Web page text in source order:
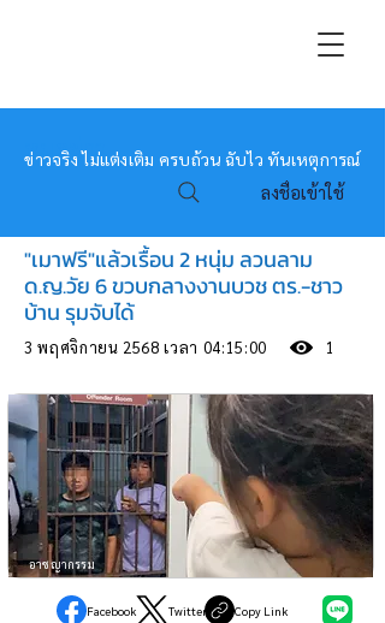
หมอข่าว
ข่าวจริง ไม่แต่งเติม ครบถ้วน ฉับไว ทันเหตุการณ์
ลงชื่อเข้าใช้
"เมาฟรี"แล้วเรื้อน 2 หนุ่ม ลวนลาม
ด.ญ.วัย 6 ขวบกลางงานบวช ตร.-ชาว
บ้าน รุมจับได้
3 พฤศจิกายน 2568 เวลา 04:15:00 1
อาชญากรรม
Facebook Twitter Copy Link